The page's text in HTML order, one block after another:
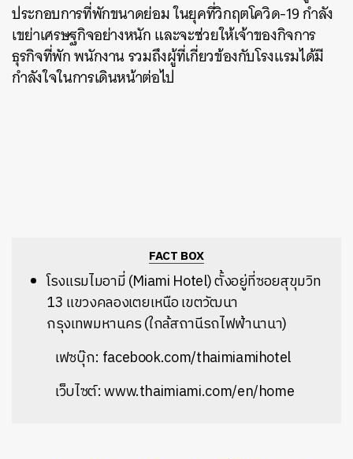
ประกอบการที่พักขนาดย่อม ในยุคที่วิกฤตโควิด-19 กำลัง
เขย่าเศรษฐกิจอย่างหนัก และจะช่วยให้เจ้าของกิจการ
ธุรกิจที่พัก พนักงาน รวมถึงผู้ที่เกี่ยวข้องกับโรงแรมได้มี
กำลังใจในการเดินหน้าต่อไป
FACT BOX
โรงแรมไมอามี่ (Miami Hotel) ตั้งอยู่ที่ซอยสุขุมวิท
13 แขวงคลองเตยเหนือ เขตวัฒนา
กรุงเทพมหานคร(ใกล้สถานีรถไฟฟ้านานา)
เฟซบุ๊ก: facebook.com/thaimiamihotel
เว็บไซต์: www.thaimiami.com/en/home